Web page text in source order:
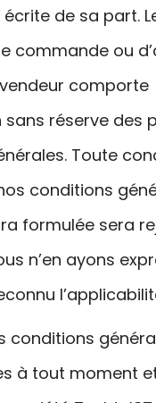
de sa part.
commande ou
comporte
sans réserve des
Toute
conditions
formulée sera
n’en ayons
conditions
à tout moment